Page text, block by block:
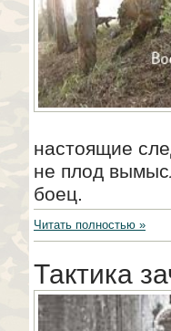
настоящие
не плод
боец.
Читать полностью »
Тактика